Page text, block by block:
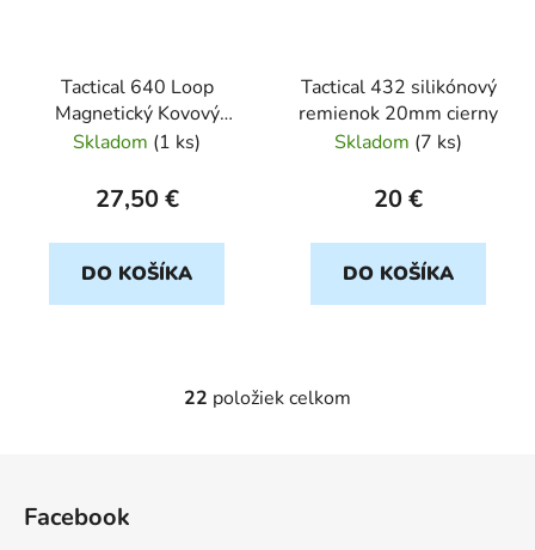
Tactical 640 Loop
Magnetický Kovový
remienok 20mm
Skladom (1 ks)
27,50 €
DO KOŠÍKA
Tactical 432 silikónový
remienok 20mm cierny
Skladom (7 ks)
20 €
DO KOŠÍKA
O
22 položiek celkom
Facebook